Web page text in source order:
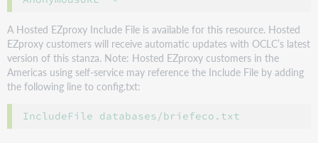
A Hosted EZproxy Include File is available for this resource. Hosted
EZproxy customers will receive automatic updates with OCLC’s latest
version of this stanza. Note: Hosted EZproxy customers in the
Americas using self-service may reference the Include File by adding
the following line to config.txt: